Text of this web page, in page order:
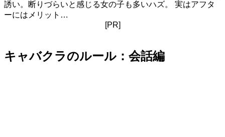
誘い。断りづらいと感じる女の子も多いハズ。 実はアフタ
ーにはメリット…
[PR]
キャバクラのルール：会話編